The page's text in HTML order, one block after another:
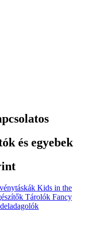
és egyebek
Kids in the
Tárolók Fancy